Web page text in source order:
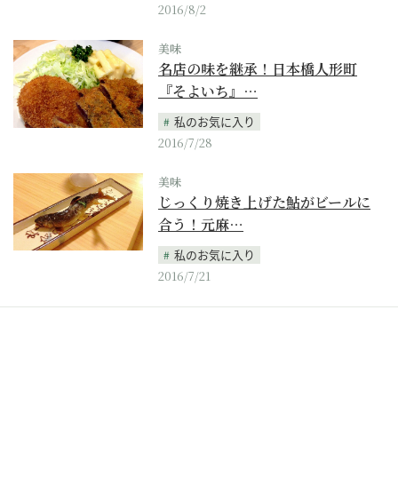
2016/8/2
美味
名店の味を継承！日本橋人形町
『そよいち』…
私のお気に入り
2016/7/28
美味
じっくり焼き上げた鮎がビールに
合う！元麻…
私のお気に入り
2016/7/21